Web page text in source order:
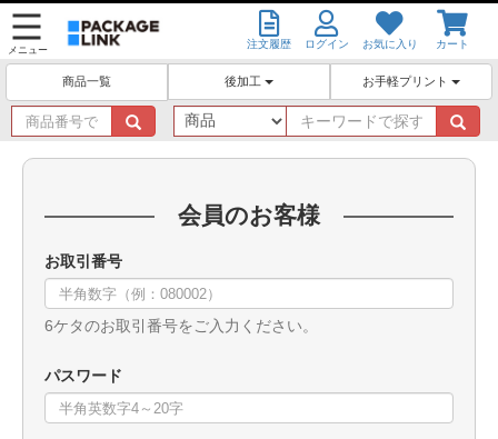
メニュー 注文履歴 ログイン お気に入り カート
商品一覧 後加工 お手軽プリント
商
品
番
キ
ー
ワ
会員のお客様
お取引番号
6ケタのお取引番号をご入力ください。
パスワード